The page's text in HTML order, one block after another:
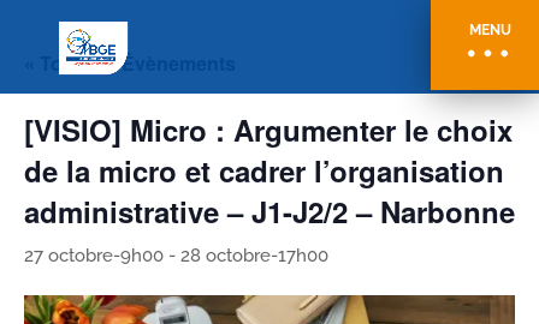
MENU
« Tous les Évènements
[VISIO] Micro : Argumenter le choix
de la micro et cadrer l’organisation
administrative – J1-J2/2 – Narbonne
27 octobre-9h00 - 28 octobre-17h00